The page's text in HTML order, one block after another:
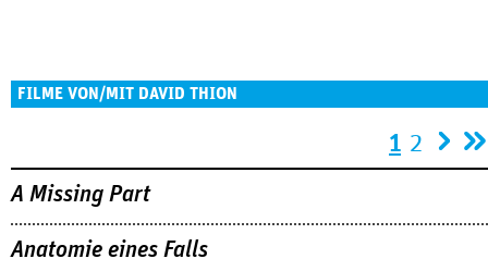
FILME VON/MIT DAVID THION
1 2
A Missing Part
Anatomie eines Falls